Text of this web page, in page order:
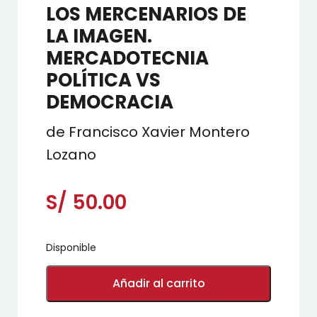
LOS MERCENARIOS DE
LA IMAGEN.
MERCADOTECNIA
POLÍTICA VS
DEMOCRACIA
de Francisco Xavier Montero
Lozano
S/ 50.00
Disponible
LOS
MERCENARIOS
DE
Añadir al carrito